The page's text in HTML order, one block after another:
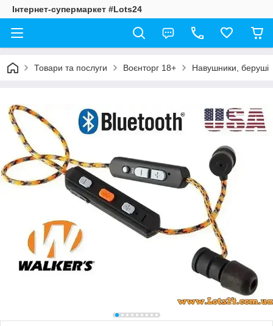
Інтернет-супермаркет #Lots24
Товари та послуги Воєнторг 18+ Навушники, беруші